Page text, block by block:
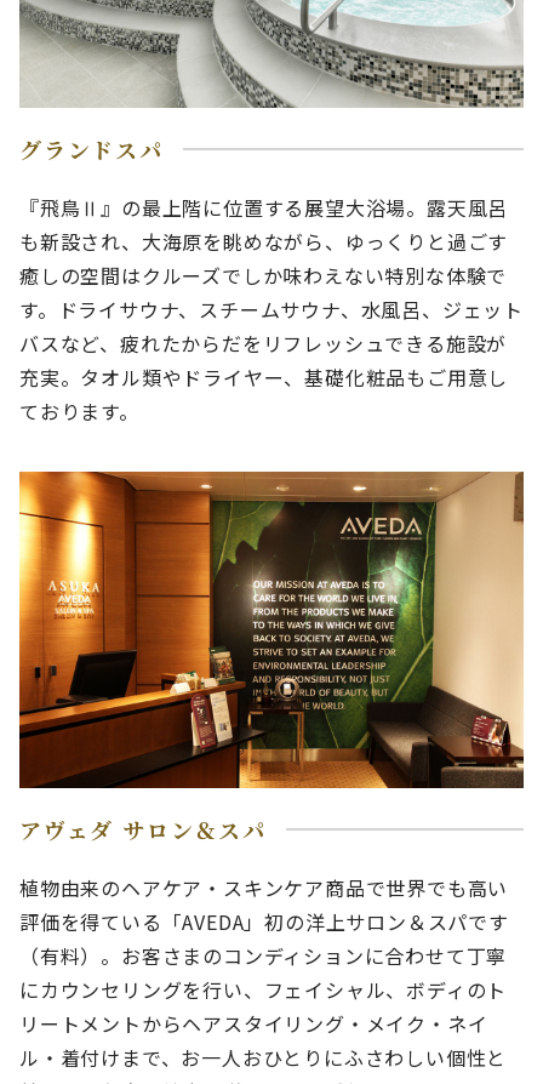
グランドスパ
『飛鳥Ⅱ』の最上階に位置する展望大浴場。露天風呂
も新設され、大海原を眺めながら、ゆっくりと過ごす
癒しの空間はクルーズでしか味わえない特別な体験で
す。ドライサウナ、スチームサウナ、水風呂、ジェット
バスなど、疲れたからだをリフレッシュできる施設が
充実。タオル類やドライヤー、基礎化粧品もご用意し
ております。
アヴェダ サロン＆スパ
植物由来のヘアケア・スキンケア商品で世界でも高い
評価を得ている「AVEDA」初の洋上サロン＆スパです
（有料）。お客さまのコンディションに合わせて丁寧
にカウンセリングを行い、フェイシャル、ボディのト
リートメントからヘアスタイリング・メイク・ネイ
ル・着付けまで、お一人おひとりにふさわしい個性と